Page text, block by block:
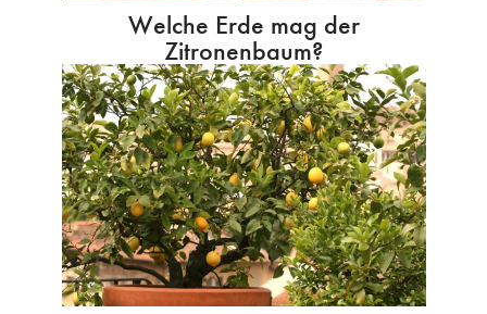
Welche Erde mag der
Zitronenbaum?